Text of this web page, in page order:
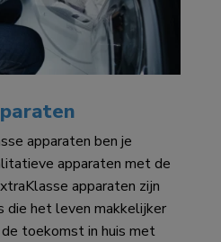
apparaten ben je
apparaten met de
apparaten zijn
die het leven makkelijker
toekomst in huis met